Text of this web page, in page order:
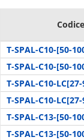
T-SPAL-C10-[50-
T-SPAL-C10-[50-
T-SPAL-C10-
T-SPAL-C10-
T-SPAL-C13-[50-
T-SPAL-C13-[50-